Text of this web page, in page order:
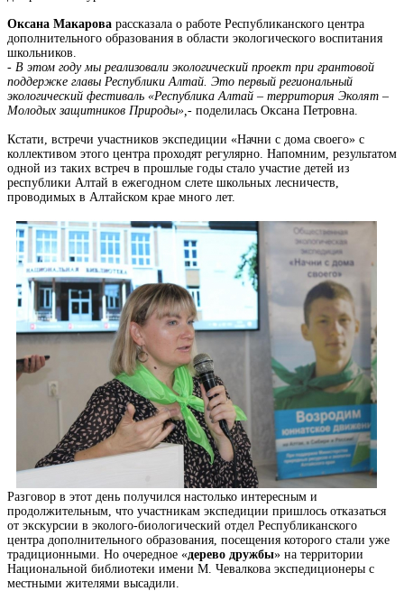
Оксана Макарова рассказала о работе Республиканского центра
дополнительного образования в области экологического воспитания
школьников.
- В этом году мы реализовали экологический проект при грантовой
поддержке главы Республики Алтай. Это первый региональный
экологический фестиваль «Республика Алтай – территория Эколят –
Молодых защитников Природы», - поделилась Оксана Петровна.
Кстати, встречи участников экспедиции «Начни с дома своего» с
коллективом этого центра проходят регулярно. Напомним, результатом
одной из таких встреч в прошлые годы стало участие детей из
республики Алтай в ежегодном слете школьных лесничеств,
проводимых в Алтайском крае много лет.
Разговор в этот день получился настолько интересным и
продолжительным, что участникам экспедиции пришлось отказаться
от экскурсии в эколого-биологический отдел Республиканского
центра дополнительного образования, посещения которого стали уже
традиционными. Но очередное «дерево дружбы» на территории
Национальной библиотеки имени М. Чевалкова экспедиционеры с
местными жителями высадили.